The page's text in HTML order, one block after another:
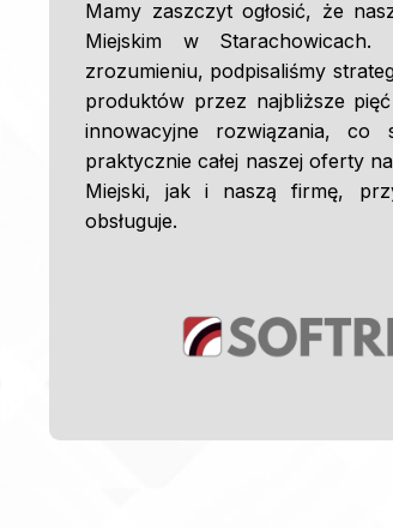
Mamy zaszczyt ogłosić, że
Miejskim w
zrozumieniu, podpisaliśmy
produktów przez najbliższe
innowacyjne rozwiązania, co
praktycznie całej naszej oferty
Miejski, jak i naszą firmę,
obsługuje.